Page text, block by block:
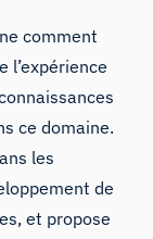
comment
l’expérience
ce domaine.
les
de
et propose